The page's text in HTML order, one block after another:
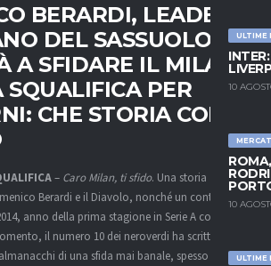
ULTIME
10
10
ULTIME
BERARDI, LEADER
DEL SASSUOLO,
A SFIDARE IL MILAN
SQUALIFICA PER
CHE STORIA COL
– Caro Milan, ti sfido. Una storia
Berardi e il Diavolo, nonché un conto
anno della prima stagione in Serie A con il
il numero 10 dei neroverdi ha scritto
di una sfida mai banale, spesso